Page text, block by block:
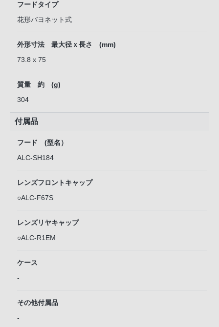
フードタイプ
花形バヨネット式
外形寸法 最大径ｘ長さ (mm)
73.8 x 75
質量 約 (g)
304
付属品
フード (型名）
ALC-SH184
レンズフロントキャップ
○ALC-F67S
レンズリヤキャップ
○ALC-R1EM
ケース
-
その他付属品
-